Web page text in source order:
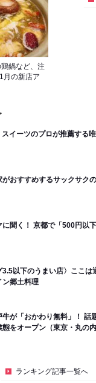
鍋など、注
月の新店ア
イーツのプロが推薦する
がおすすめするサックサク
に聞く！ 京都で「500円以
3.5以下のうまい店〉ここ
ン郷土料理
牛が「おかわり無料」！ 話
をオープン（東京・丸の内
ランキング記事一覧へ